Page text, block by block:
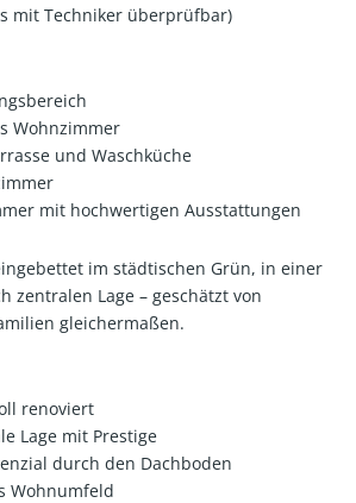
mit Techniker überprüfbar)
Wohnzimmer
und Waschküche
mit hochwertigen Ausstattungen
im städtischen Grün, in einer
zentralen Lage – geschätzt von
gleichermaßen.
renoviert
Lage mit Prestige
durch den Dachboden
Wohnumfeld